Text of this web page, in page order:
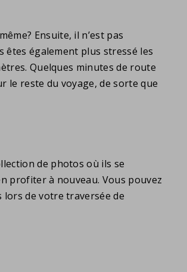
Ensuite, il n’est pas
êtes également plus stressé les
Quelques minutes de route
le reste du voyage, de sorte que
de photos où ils se
profiter à nouveau. Vous pouvez
de votre traversée de